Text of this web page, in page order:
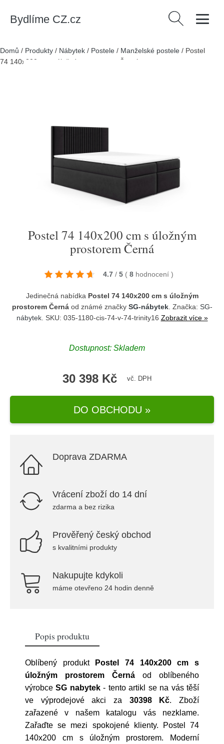
Bydlíme CZ.cz Vyhledávání
Domů / Produkty / Nábytek / Postele / Manželské postele / Postel
74 140x200 cm s úložným prostorem Černá
Postel 74 140x200 cm s úložným
prostorem Černá
4.7 / 5 ( 8 hodnocení )
Jedinečná nabídka Postel 74 140x200 cm s úložným
prostorem Černáod známé značky SG-nábytek. Značka: SG-
nábytek. SKU: 035-1180-cis-74-v-74-trinity16 Zobrazit více »
Dostupnost: Skladem
30 398 Kč vč. DPH
DO OBCHODU »
Doprava ZDARMA
Vrácení zboží do 14 dní
zdarma a bez rizika
Prověřený český obchod
s kvalitními produkty
Nakupujte kdykoli
máme otevřeno 24 hodin denně
Popis produktu
Oblíbený produkt
Postel 74 140x200 cm s
úložným prostorem Černá od oblíbeného
výrobceSG nabytek- tento artikl se na vás těší
ve výprodejové akci za 30398 Kč. Zboží
zařazené v našem katalogu vás nezklame.
Zařaďte se mezi spokojené klienty. Postel 74
140x200 cm s úložným prostorem. Moderní